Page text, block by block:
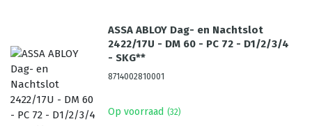
ASSA ABLOY Dag- en Nachtslot
2422/17U - DM 60 - PC 72 - D1/2/3/4
- SKG**
8714002810001
Op voorraad (32)